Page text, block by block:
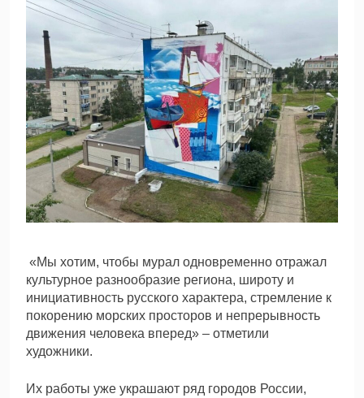
«Мы хотим, чтобы мурал одновременно отражал
культурное разнообразие региона, широту и
инициативность русского характера, стремление к
покорению морских просторов и непрерывность
движения человека вперед» – отметили
художники.
Их работы уже украшают ряд городов России,